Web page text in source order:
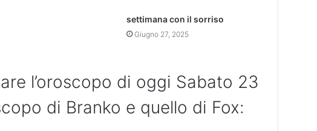
settimana con il sorriso
Giugno 27, 2025
l’oroscopo di oggi Sabato 23
di Branko e quello di Fox: